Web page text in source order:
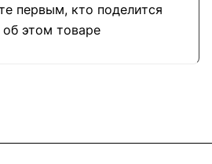
первым, кто поделится
этом товаре